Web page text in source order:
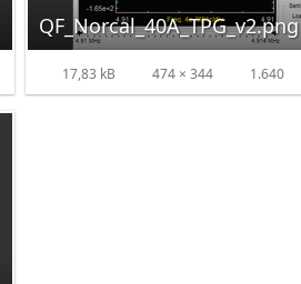
QF_Norcal_40A_TPG_v2.png
17,83 kB 474 × 344 1.640